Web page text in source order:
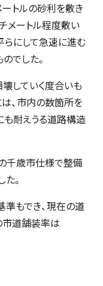
ートルの砂利を敷き
メートル程度敷い
らにして急速に進む
でした。
していく度合いも
、市内の数箇所を
耐えうる道路構造
千歳市仕様で整備
。
もでき、現在の道
市道舗装率は